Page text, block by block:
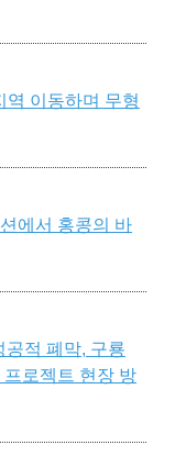
역 이동하며 무형
에서 홍콩의 바
공적 폐막, 구룡
로젝트 현장 방